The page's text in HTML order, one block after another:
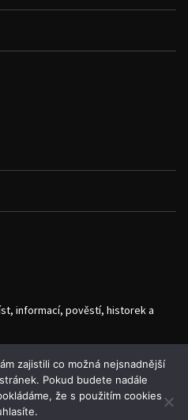
informací, pověstí, historek a
zajistili co možná nejsnadnější
Pokud budete nadále
že s použitím cookies